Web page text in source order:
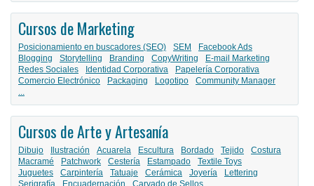
Cursos de Marketing
Posicionamiento en buscadores (SEO) SEM
Facebook Ads
Blogging
Storytelling Branding CopyWriting
E-mail Marketing
Redes Sociales
Identidad Corporativa
Papelería Corporativa
Comercio Electrónico
Packaging Logotipo
Community Manager
...
Cursos de Arte y Artesanía
Dibujo Ilustración Acuarela Escultura Bordado Tejido
Costura
Macramé
Patchwork Cestería Estampado
Textile Toys
Juguetes
Carpintería Tatuaje Cerámica Joyería
Lettering
Serigrafía
Encuadernación Carvado de Sellos